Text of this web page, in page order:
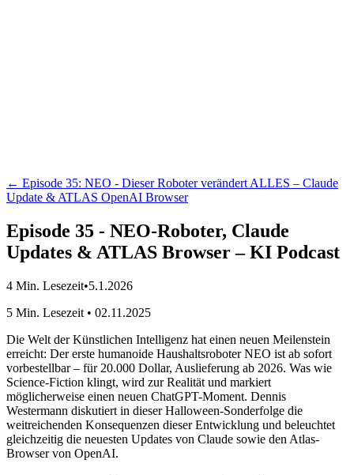
← Episode 35: NEO - Dieser Roboter verändert ALLES – Claude
Update & ATLAS OpenAI Browser
Episode 35 - NEO-Roboter, Claude
Updates & ATLAS Browser – KI Podcast
4 Min. Lesezeit•5.1.2026
5 Min. Lesezeit • 02.11.2025
Die Welt der Künstlichen Intelligenz hat einen neuen Meilenstein
erreicht: Der erste humanoide Haushaltsroboter NEO ist ab sofort
vorbestellbar – für 20.000 Dollar, Auslieferung ab 2026. Was wie
Science-Fiction klingt, wird zur Realität und markiert
möglicherweise einen neuen ChatGPT-Moment. Dennis
Westermann diskutiert in dieser Halloween-Sonderfolge die
weitreichenden Konsequenzen dieser Entwicklung und beleuchtet
gleichzeitig die neuesten Updates von Claude sowie den Atlas-
Browser von OpenAI.